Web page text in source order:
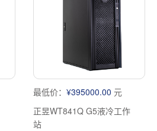
最低价： ¥395000.00 元
正昱WT841Q G5液冷工作
站